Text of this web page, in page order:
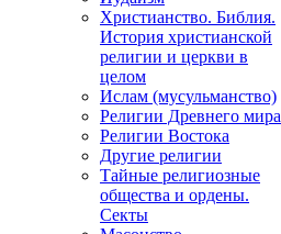
Христианство. Библия.
История христианской
религии и церкви в
целом
Ислам (мусульманство)
Религии Древнего мира
Религии Востока
Другие религии
Тайные религиозные
общества и ордены.
Секты